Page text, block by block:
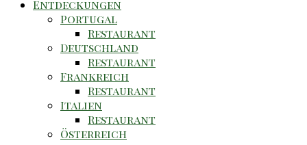
Entdeckungen
Portugal
Restaurant
Deutschland
Restaurant
Frankreich
Restaurant
Italien
Restaurant
Österreich